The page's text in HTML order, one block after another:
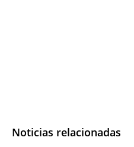
Noticias relacionadas